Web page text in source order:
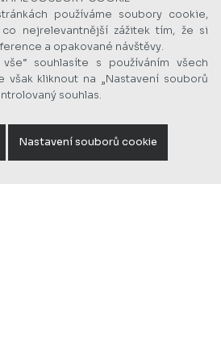
používáme soubory cookie,
nejrelevantnější zážitek tím, že si
a opakované návštěvy.
souhlasíte s používáním všech
však kliknout na „Nastavení souborů
souhlas.
Nastavení souborů cookie